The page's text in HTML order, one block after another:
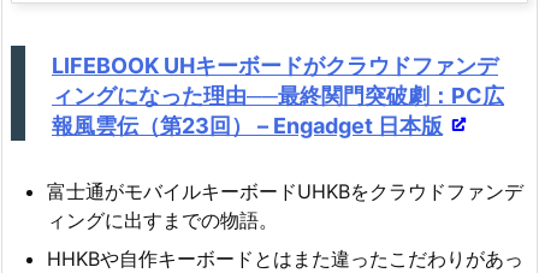
LIFEBOOK UHキーボードがクラウドファンデ
ィングになった理由──最終関門突破劇：PC広
報風雲伝（第23回） – Engadget 日本版
富士通がモバイルキーボードUHKBをクラウドファンデ
ィングに出すまでの物語。
HHKBや自作キーボードとはまた違ったこだわりがあっ